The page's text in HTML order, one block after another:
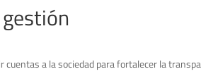
cuentas a la sociedad para fortalecer la